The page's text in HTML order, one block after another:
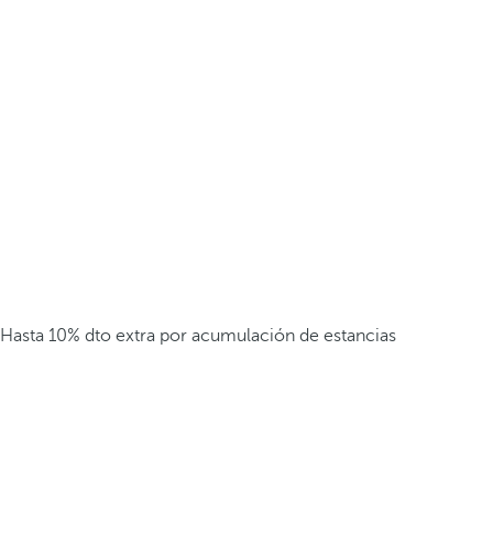
Hasta 10% dto extra por acumulación de estancias